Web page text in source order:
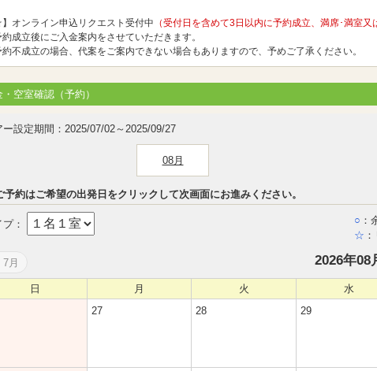
】オンライン申込リクエスト受付中 （受付日を含めて3日以内に予約成立、満席･満室又
成立後にご入金案内をさせていただきます。
不成立の場合、代案をご案内できない場合もありますので、予めご了承ください。
・空室確認（予約）
ー設定期間：2025/07/02～2025/09/27
08月
予約はご希望の出発日をクリックして次画面にお進みください。
プ： ○ ：
☆
2026年08
7月
日 月 火 水
27 28 29